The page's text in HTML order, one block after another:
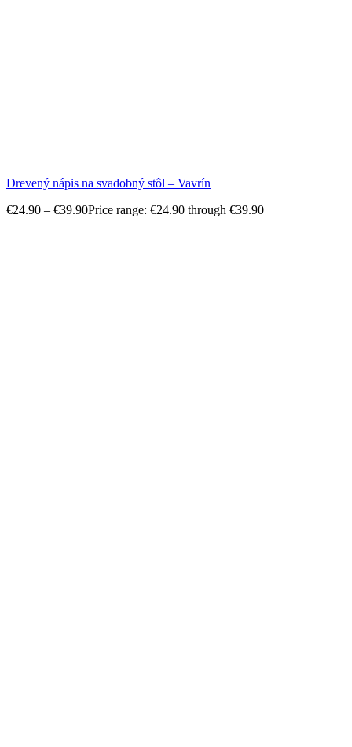
Drevený nápis na svadobný stôl – Vavrín
€24.90 – €39.90Price range: €24.90 through €39.90